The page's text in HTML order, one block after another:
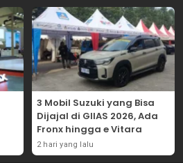
3 Mobil Suzuki yang Bisa
Dijajal di GIIAS 2026, Ada
Fronx hingga e Vitara
2 hari yang lalu